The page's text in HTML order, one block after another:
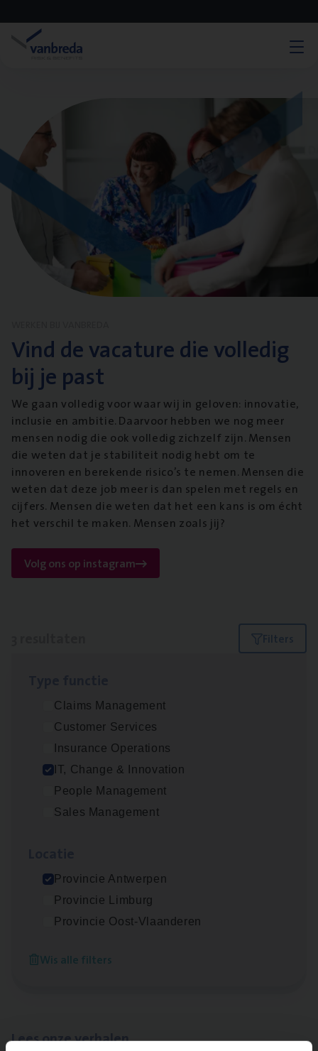
Vind de vacature die volledig
bij je past
We gaan volledig voor waar wij in geloven: innovatie,
inclusie en ambitie. Daarvoor hebben we nog meer
mensen nodig die ook volledig zichzelf zijn. Mensen
die weten dat je stabiliteit nodig hebt om te
innoveren en berekende risico’s te nemen. Mensen die
weten dat deze job meer is dan spelen met regels en
cijfers. Mensen die weten dat het een kans is om écht
het verschil te maken. Mensen zoals jij?
Volg ons op instagram
Filters
Claims Management
Customer Services
Insurance Operations
IT, Change & Innovation
People Management
Sales Management
Provincie Antwerpen
Provincie Limburg
Provincie Oost-Vlaanderen
Wis alle filters
(Agi­le)ITPro­ject Manager
IT, Change & Innovation
Antwerpen
Busi­ness Analyst
Test Ana­lyst
Antwerpen
Lees onze verhalen